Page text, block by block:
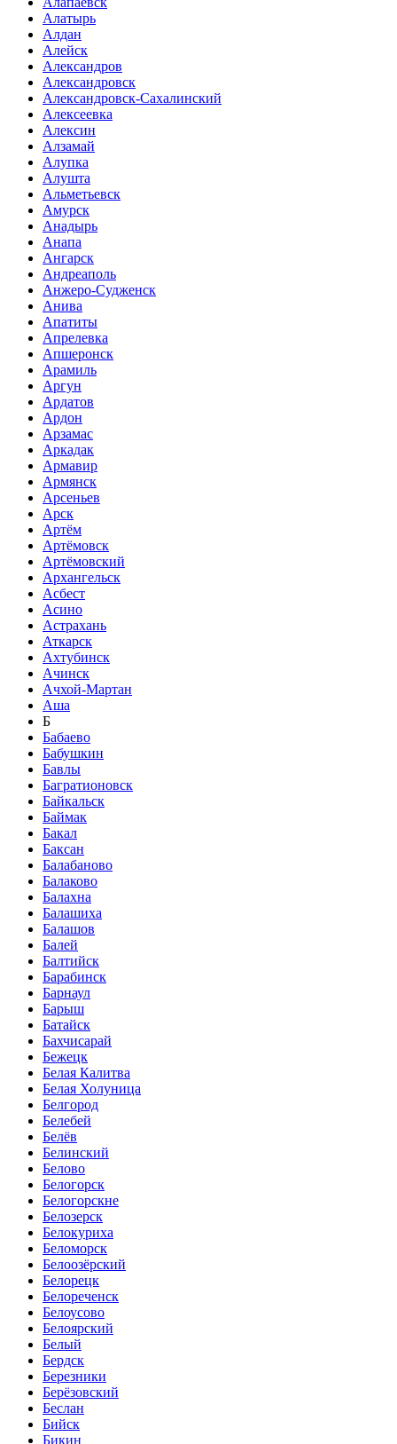
Алатырь
Алдан
Алейск
Александров
Александровск
Александровск-Сахалинский
Алексеевка
Алексин
Алзамай
Алупка
Алушта
Альметьевск
Амурск
Анадырь
Анапа
Ангарск
Андреаполь
Анжеро-Судженск
Анива
Апатиты
Апрелевка
Апшеронск
Арамиль
Аргун
Ардатов
Ардон
Арзамас
Аркадак
Армавир
Армянск
Арсеньев
Арск
Артём
Артёмовск
Артёмовский
Архангельск
Асбест
Асино
Астрахань
Аткарск
Ахтубинск
Ачинск
Ачхой-Мартан
Аша
Б
Бабаево
Бабушкин
Бавлы
Багратионовск
Байкальск
Баймак
Бакал
Баксан
Балабаново
Балаково
Балахна
Балашиха
Балашов
Балей
Балтийск
Барабинск
Барнаул
Барыш
Батайск
Бахчисарай
Бежецк
Белая Калитва
Белая Холуница
Белгород
Белебей
Белёв
Белинский
Белово
Белогорск
Белогорскне
Белозерск
Белокуриха
Беломорск
Белоозёрский
Белорецк
Белореченск
Белоусово
Белоярский
Белый
Бердск
Березники
Берёзовский
Беслан
Бийск
Бикин